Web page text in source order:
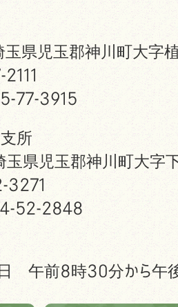
県児玉郡神川町大字
77-3915
所
県児玉郡神川町大字
3271
52-2848
日 午前8時30分から午